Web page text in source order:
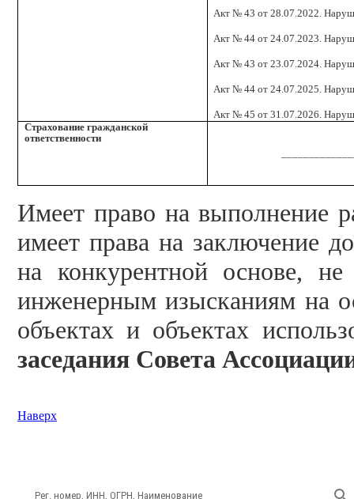
Акт № 43 от 28.07.2022.
Акт № 44 от 24.07.2023.
Акт № 43 от 23.07.2024.
Акт № 44 от 24.07.2025.
Акт № 45 от 31.07.2026.
Страхование гражданской
ответственности
Имеет право на выполнение
имеет права на заключение
на конкурентной основе,
инженерным изысканиям на
объектах и объектах
заседания Совета
Наверх